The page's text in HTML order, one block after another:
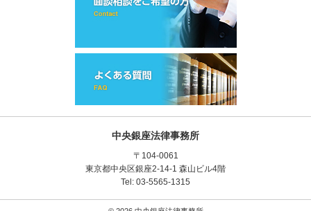
中央銀座法律事務所
〒104-0061
東京都中央区銀座2‐14‐1 森山ビル4階
Tel: 03-5565-1315